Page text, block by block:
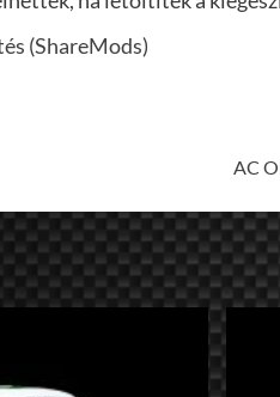
(ShareMods)
AC